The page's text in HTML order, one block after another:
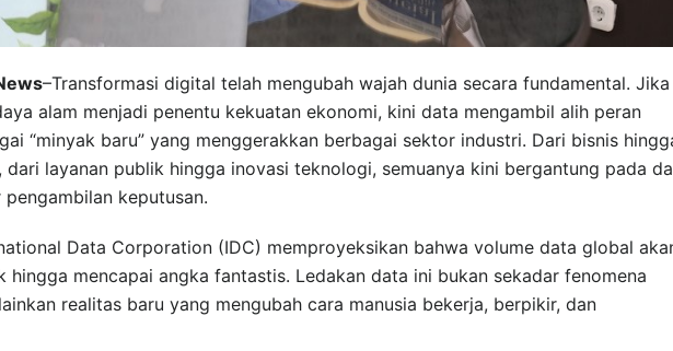
–Transformasi digital telah mengubah wajah dunia secara fundamental. Jika
alam menjadi penentu kekuatan ekonomi, kini data mengambil alih peran
“minyak baru” yang menggerakkan berbagai sektor industri. Dari bisnis
dari layanan publik hingga inovasi teknologi, semuanya kini bergantung pada
pengambilan keputusan.
Data Corporation (IDC) memproyeksikan bahwa volume data global
hingga mencapai angka fantastis. Ledakan data ini bukan sekadar fenomena
realitas baru yang mengubah cara manusia bekerja, berpikir, dan